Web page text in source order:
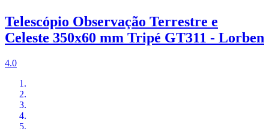
Telescópio Observação Terrestre e
Celeste 350x60 mm Tripé GT311 - Lorben
4.0